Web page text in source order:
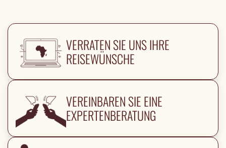
VERRATEN SIE UNS IHRE
REISEWÜNSCHE
VEREINBAREN SIE EINE
EXPERTENBERATUNG